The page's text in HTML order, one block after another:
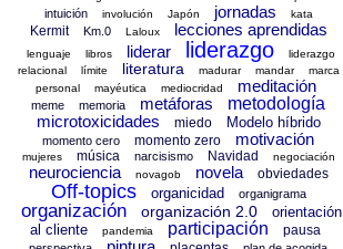
intuición involución Japón jornadas kata
Kermit Km.0 Laloux lecciones aprendidas
lenguaje libros liderar liderazgo
liderazgo
relacional
límite literatura madurar mandar
marca
personal
mayéutica mediocridad meditación
meme memoria metáforas
metodología
microtoxicidades
miedo Modelo híbrido
momento cero momento zero motivación
mujeres música narcisismo Navidad negociación
neurociencia novagob novela obviedades
Off-topics organicidad organigrama
organización organización 2.0
orientación
al cliente
pandemia participación pausa